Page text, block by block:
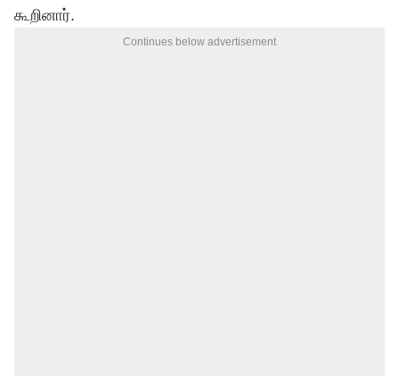
கூறினார்.
Continues below advertisement